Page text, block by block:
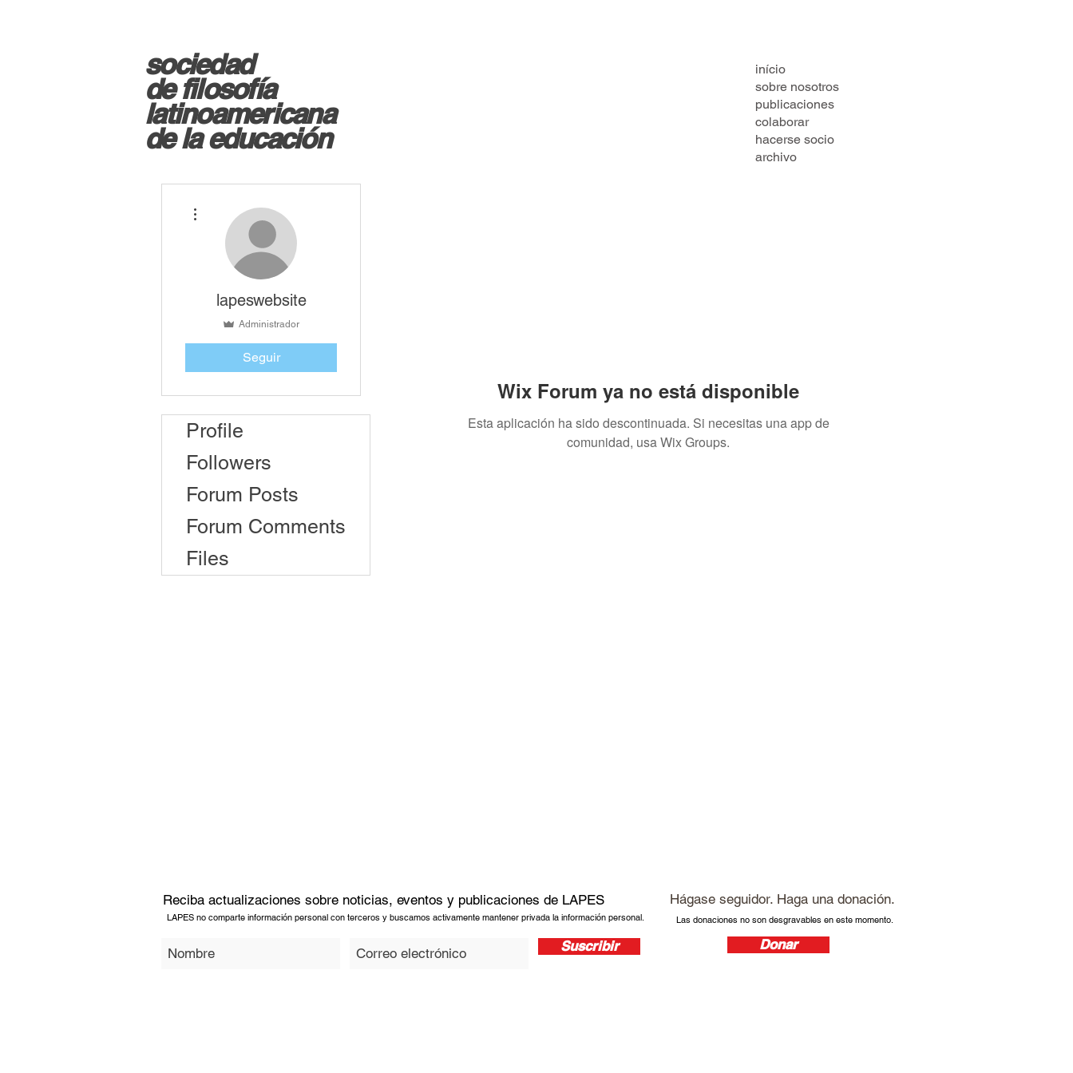
sociedad
de filosofía
latinoamericana
de la educación
início
sobre nosotros
publicaciones
colaborar
hacerse socio
archivo
Wix Forum ya no está disponible
Esta aplicación ha sido descontinuada. Si necesitas una app de
comunidad, usa Wix Groups.
lapeswebsite
Administrador
Seguir
Profile
Followers
Forum Posts
Forum Comments
Files
Reciba actualizaciones sobre noticias, eventos y publicaciones de LAPES
LAPES no comparte información personal con terceros y buscamos activamente mantener privada la información personal.
Suscribir
Hágase seguidor. Haga una donación.
Las donaciones no son desgravables en este momento.
Donar